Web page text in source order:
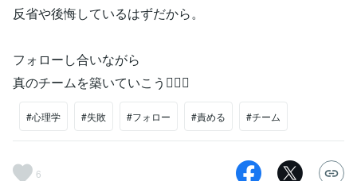
反省や後悔しているはずだから。
フォローし合いながら
真のチームを築いていこう👯‍♀️✨
#心理学 #失敗 #フォロー #責める #チーム
6